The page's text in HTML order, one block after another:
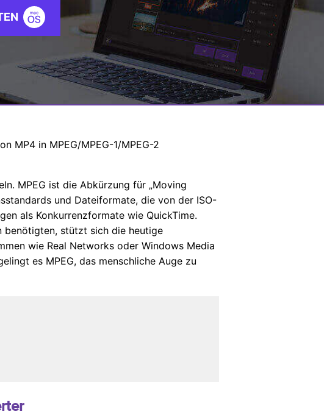
MP4 in MPEG/MPEG-1/MPEG-2
MPEG ist die Abkürzung für „Moving
und Dateiformate, die von der ISO-
als Konkurrenzformate wie QuickTime.
benötigten, stützt sich die heutige
wie Real Networks oder Windows Media
es MPEG, das menschliche Auge zu